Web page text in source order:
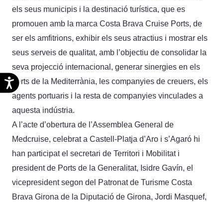
Accesibilidad
els seus municipis i la destinació turística, que es
promouen amb la marca Costa Brava Cruise Ports, de
ser els amfitrions, exhibir els seus atractius i mostrar els
seus serveis de qualitat, amb l’objectiu de consolidar la
seva projecció internacional, generar sinergies en els
ports de la Mediterrània, les companyies de creuers, els
agents portuaris i la resta de companyies vinculades a
aquesta indústria.
A l’acte d’obertura de l’Assemblea General de
Medcruise, celebrat a Castell-Platja d’Aro i s’Agaró hi
han participat el secretari de Territori i Mobilitat i
president de Ports de la Generalitat, Isidre Gavín, el
vicepresident segon del Patronat de Turisme Costa
Brava Girona de la Diputació de Girona, Jordi Masquef,